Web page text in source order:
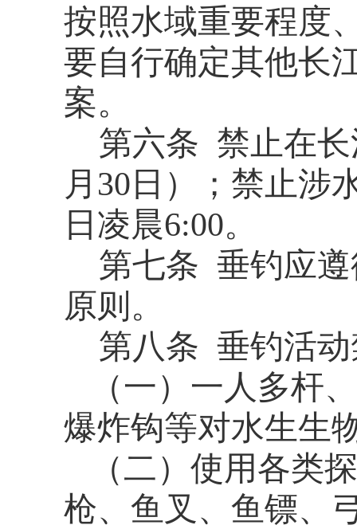
按照水域重要程度
要自行确定其他长
案。
第六条 禁止在长
月30日）； 禁止涉
日凌晨6:00。
第七条 垂钓应
原则 。
第八条 垂钓活
（一） 一人多杆
爆炸钩等对水生生
（二） 使用各类
枪、鱼叉、鱼镖、